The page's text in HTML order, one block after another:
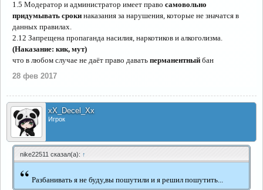
1.5 Модератор и администратор имеет право самовольно
придумывать сроки наказания за нарушения, которые не значатся в
данных правилах.
2.12 Запрещена пропаганда насилия, наркотиков и алкоголизма.
(Наказание: кик, мут)
что в любом случае не даёт право давать перманентный бан
28 фев 2017
xX_Decel_Xx
Игрок
nike22511 сказал(а): ↑
“ Разбанивать я не буду,вы пошутили и я решил пошутить...